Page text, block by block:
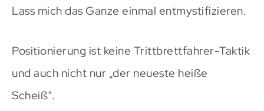
Lass mich das Ganze einmal entmystifizieren.
Positionierung ist keine Trittbrettfahrer-Taktik
und auch nicht nur „der neueste heiße
Scheiß“.